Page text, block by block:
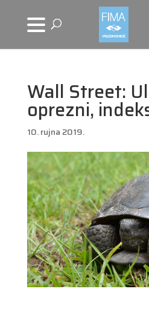
Wall Street:
oprezni,
10. rujna 2019.